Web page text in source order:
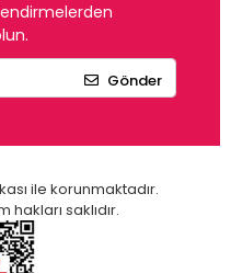
Gönder
ile korunmaktadır.
saklıdır.